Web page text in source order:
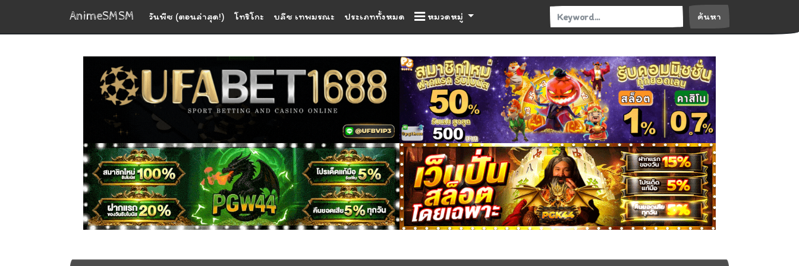
AnimeSMSM วันพีซ (ตอนล่าสุด!) โทริโกะ บลีช เทพมรณะ ประเภททั้งหมด หมวดหมู่ ค้นหา